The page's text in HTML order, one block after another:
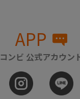
APP
コンビ 公式アカウン